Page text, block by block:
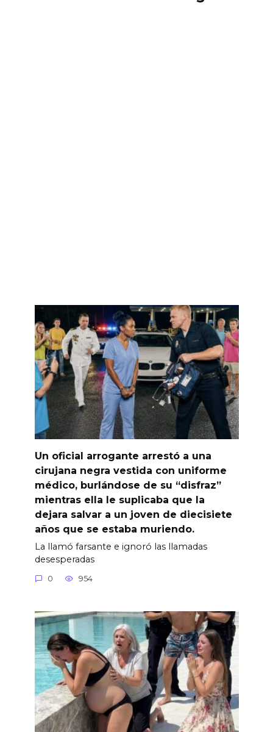
Un oficial arrogante arrestó a una
cirujana negra vestida con uniforme
médico, burlándose de su “disfraz”
mientras ella le suplicaba que la
dejara salvar a un joven de diecisiete
años que se estaba muriendo.
La llamó farsante e ignoró las llamadas
desesperadas
0 954